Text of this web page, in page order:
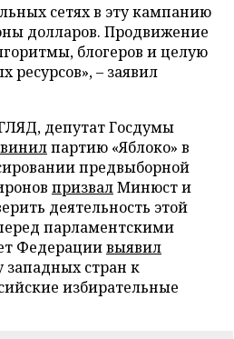
сетях в эту кампанию
долларов. Продвижение
блогеров и целую
– заявил
депутат Госдумы
партию «Яблоко» в
предвыборной
призвалМинюст и
деятельность этой
парламентскими
Федерациивыявил
западных стран к
избирательные